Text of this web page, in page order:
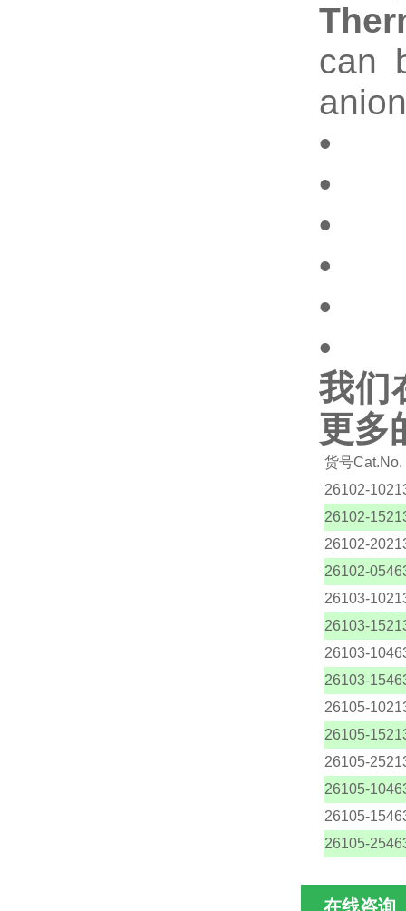
can
•
• 分
• 适
• 分
•
•
我们
更多
货号Cat.No.
26102-
26102-
26102-
26102-
26103-
26103-
26103-
26103-
26105-
26105-
26105-
26105-
26105-
26105-
在线咨询